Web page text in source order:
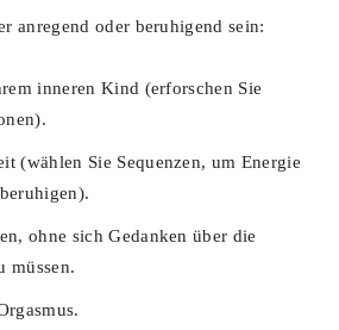
anregend oder beruhigend sein:
inneren Kind (erforschen Sie
(wählen Sie Sequenzen, um Energie
ohne sich Gedanken über die
müssen.